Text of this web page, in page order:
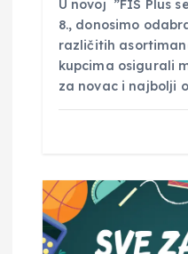
U novoj ”FIS Plus
8., donosimo
različitih
kupcima osigurali
za novac i najbolji